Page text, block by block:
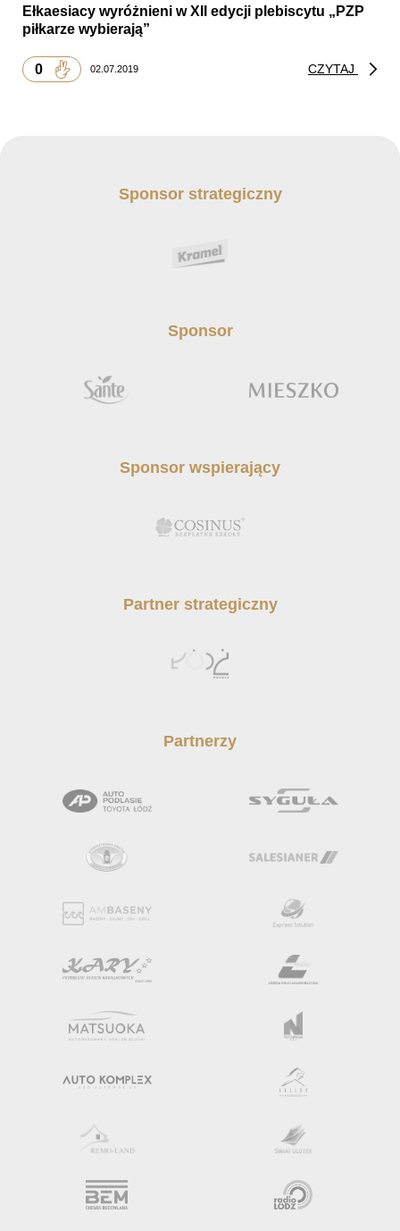
Ełkaesiacy wyróżnieni w XII edycji plebiscytu „PZP
piłkarze wybierają”
0 02.07.2019 CZYTAJ
Sponsor strategiczny
Sponsor
Sponsor wspierający
Partner strategiczny
Partnerzy